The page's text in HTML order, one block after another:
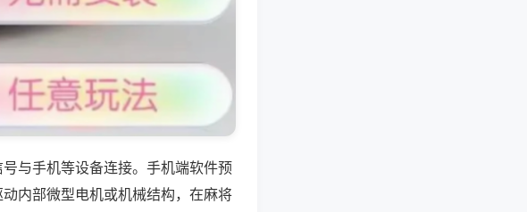
与手机等设备连接。手机端软件预
内部微型电机或机械结构，在麻将